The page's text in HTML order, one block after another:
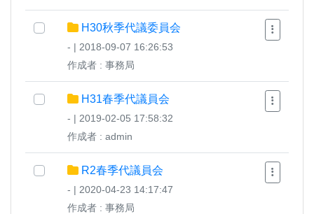
H30秋季代議委員会
- | 2018-09-07 16:26:53
作成者 : 事務局
H31春季代議員会
- | 2019-02-05 17:58:32
作成者 : admin
R2春季代議員会
- | 2020-04-23 14:17:47
作成者 : 事務局